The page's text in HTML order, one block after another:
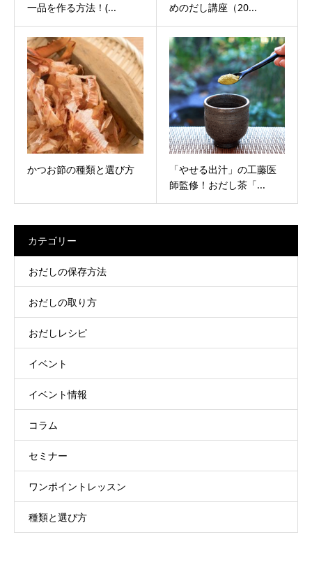
一品を作る方法！(...
めのだし講座（20...
かつお節の種類と選び方
「やせる出汁」の工藤医
師監修！おだし茶「...
カテゴリー
おだしの保存方法
おだしの取り方
おだしレシピ
イベント
イベント情報
コラム
セミナー
ワンポイントレッスン
種類と選び方